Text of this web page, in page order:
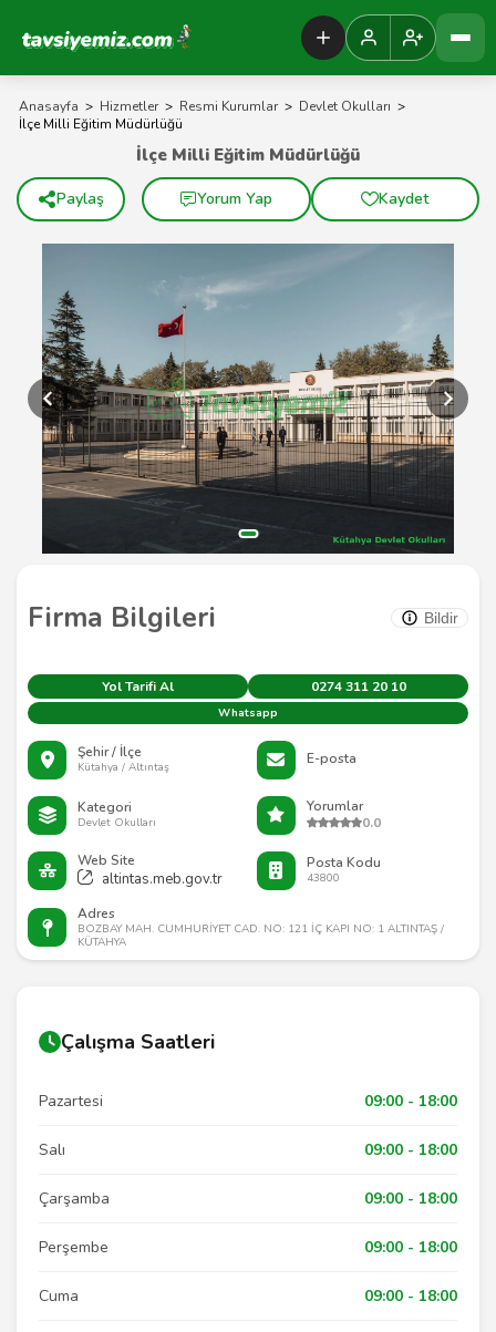
Tavsiyemiz Anasayfa
Anasayfa > Hizmetler > Resmi Kurumlar > Devlet Okulları >
İlçe Milli Eğitim Müdürlüğü
Firma Bilgileri Bildir
Yol Tarifi Al 0274 311 20 10
Whatsapp
Şehir / İlçe
Kütahya / Altıntaş E-posta
Kategori
Devlet Okulları
Yorumlar
0.0
Web Site
altintas.meb.gov.tr
Posta Kodu
43800
Adres
BOZBAY MAH. CUMHURİYET CAD. NO: 121 İÇ KAPI NO: 1 ALTINTAŞ /
KÜTAHYA
İlçe Milli Eğitim Müdürlüğü
Paylaş Yorum Yap Kaydet
Çalışma Saatleri
Pazartesi 09:00 - 18:00
Salı 09:00 - 18:00
Çarşamba 09:00 - 18:00
Perşembe 09:00 - 18:00
Cuma 09:00 - 18:00